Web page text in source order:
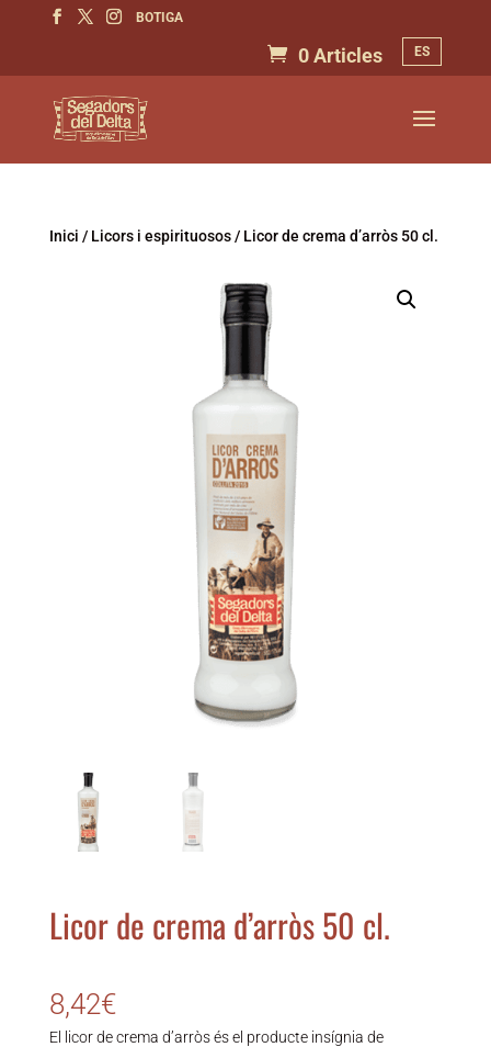
BOTIGA
ES
0 Articles
Inici / Licors i espirituosos/ Licor de crema d’arròs 50 cl.
Licor de crema d’arròs 50 cl.
8,42€
El licor de crema d’arròs és el producte insígnia de